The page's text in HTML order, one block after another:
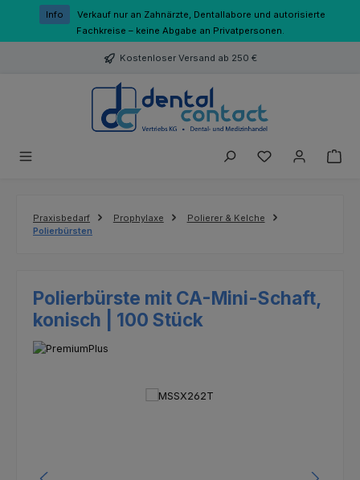
Zum Hauptinhalt springen
Info
Verkauf nur an Zahnärzte, Dentallabore und autorisierte
Fachkreise – keine Abgabe an Privatpersonen.
Kostenloser Versand ab 250 €
Du hast 0
Praxisbedarf Prophylaxe
Polierer & Kelche
Polierbürsten
Polierbürste mit CA-Mini-Schaft,
konisch | 100 Stück
Bildergalerie überspringen